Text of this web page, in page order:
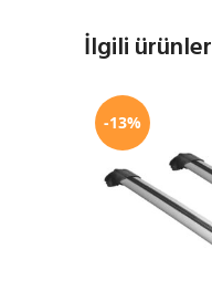
İlgili ürünler
-13%